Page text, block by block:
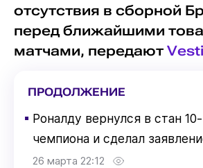
отсутствия в сборной
перед ближайшими
матчами, передают
ПРОДОЛЖЕНИЕ
▪ Роналду вернулся в стан
чемпиона и сделал
26 марта 22:12